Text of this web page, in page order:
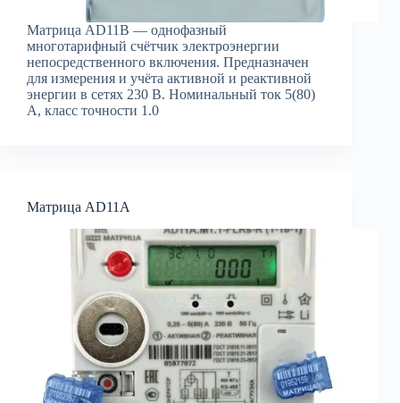
Матрица AD11B — однофазный
многотарифный счётчик электроэнергии
непосредственного включения. Предназначен
для измерения и учёта активной и реактивной
энергии в сетях 230 В. Номинальный ток 5(80)
А, класс точности 1.0
Матрица AD11A